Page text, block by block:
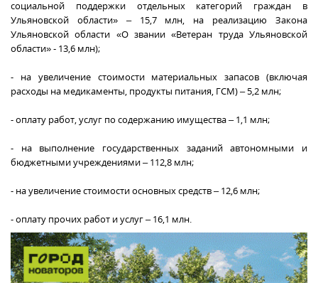
социальной поддержки отдельных категорий граждан в
Ульяновской области» – 15,7 млн, на реализацию Закона
Ульяновской области «О звании «Ветеран труда Ульяновской
области» ‑ 13,6 млн);
- на увеличение стоимости материальных запасов (включая
расходы на медикаменты, продукты питания, ГСМ) – 5,2 млн;
- оплату работ, услуг по содержанию имущества – 1,1 млн;
- на выполнение государственных заданий автономными и
бюджетными учреждениями – 112,8 млн;
- на увеличение стоимости основных средств – 12,6 млн;
- оплату прочих работ и услуг – 16,1 млн.